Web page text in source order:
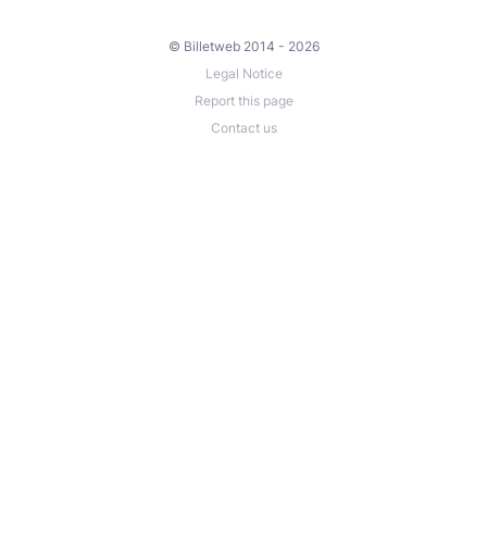
© Billetweb 2014 - 2026
Legal Notice
Report this page
Contact us